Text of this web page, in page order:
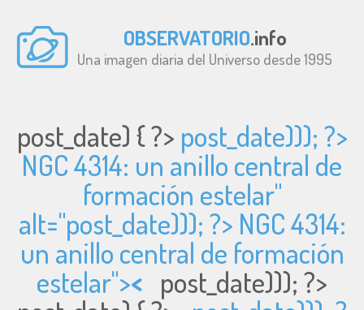
OBSERVATORIO.info
Una imagen diaria del Universo desde 1995
post_date) { ?> post_date))); ?>
NGC 4314: un anillo central de
formación estelar"
alt="post_date))); ?> NGC 4314:
un anillo central de formación
estelar">< post_date))); ?>